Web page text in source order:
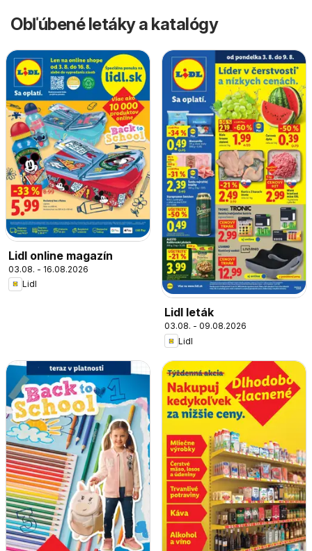
Obľúbené letáky a katalógy
Lidl online magazín
03.08. - 16.08.2026
Lidl
Lidl leták
03.08. - 09.08.2026
Lidl